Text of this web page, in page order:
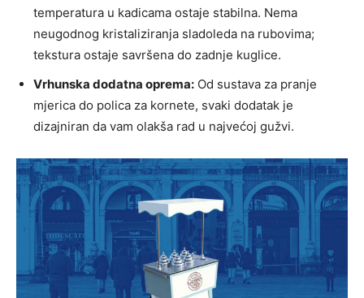
temperatura u kadicama ostaje stabilna. Nema
neugodnog kristaliziranja sladoleda na rubovima;
tekstura ostaje savršena do zadnje kuglice.
Vrhunska dodatna oprema: Od sustava za pranje
mjerica do polica za kornete, svaki dodatak je
dizajniran da vam olakša rad u najvećoj gužvi.